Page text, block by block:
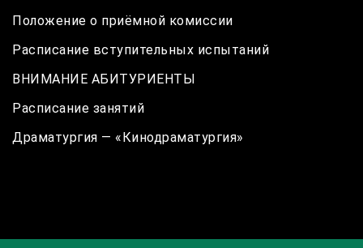
Положение о приёмной комиссии
Расписание вступительных испытаний
ВНИМАНИЕ АБИТУРИЕНТЫ
Расписание занятий
Драматургия — «Кинодраматургия»